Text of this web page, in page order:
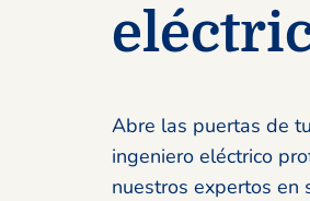
Abre las puertas de
ingeniero eléctrico
nuestros expertos en